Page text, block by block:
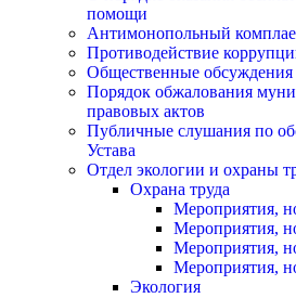
помощи
Антимонопольный
Противодействие
Общественные обсуждения
Порядок обжалования
правовых актов
Публичные слушания по
Устава
Отдел экологии и охраны
Охрана труда
Мероприятия,
Мероприятия,
Мероприятия,
Мероприятия,
Экология